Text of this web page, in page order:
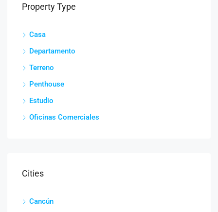
Property Type
Casa
Departamento
Terreno
Penthouse
Estudio
Oficinas Comerciales
Cities
Cancún